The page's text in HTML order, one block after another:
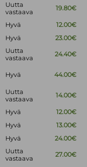
Uutta
vastaava
19.80€
Hyvä
12.00€
Hyvä 23.00€
Uutta
vastaava
24.40€
Hyvä 44.00€
Uutta
vastaava
14.00€
Hyvä
12.00€
Hyvä
13.00€
Hyvä 24.00€
Uutta
vastaava
27.00€